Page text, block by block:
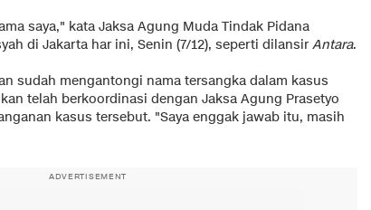
saya," kata Jaksa Agung Muda Tindak Pidana
di Jakarta har ini, Senin (7/12), seperti dilansirAntara.
sudah mengantongi nama tersangka dalam kasus
telah berkoordinasi dengan Jaksa Agung Prasetyo
kasus tersebut. "Saya enggak jawab itu, masih
ADVERTISEMENT